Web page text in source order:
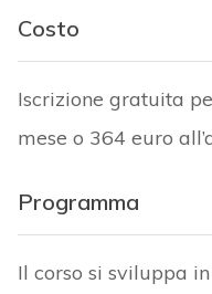
Costo
Iscrizione gratuita
mese o 364 euro
Programma
Il corso si sviluppa